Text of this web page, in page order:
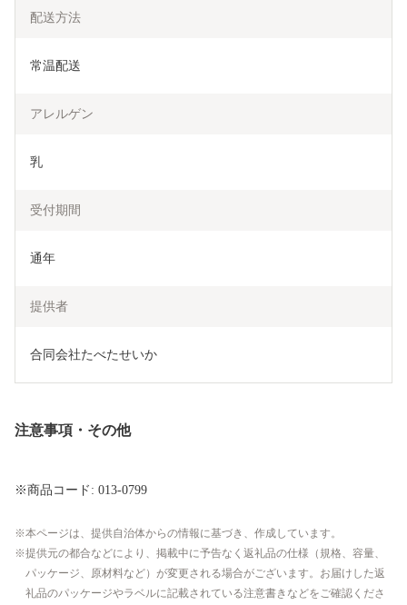
配送方法
常温配送
アレルゲン
乳
受付期間
通年
提供者
合同会社たべたせいか
注意事項・その他
※商品コード: 013-0799
本ページは、提供自治体からの情報に基づき、作成しています。
提供元の都合などにより、掲載中に予告なく返礼品の仕様（規格、容量、
パッケージ、原材料など）が変更される場合がございます。お届けした返
礼品のパッケージやラベルに記載されている注意書きなどをご確認くださ